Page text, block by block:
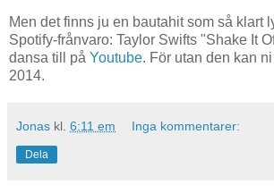
Men det finns ju en bautahit som så klart
Spotify-frånvaro: Taylor Swifts "Shake It
dansa till på Youtube. För utan den kan
2014.
Jonas kl. 6:11 em Inga kommentarer:
Dela